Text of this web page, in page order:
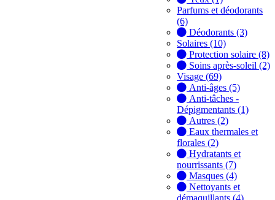
Parfums et déodorants
(6)
Déodorants (3)
Solaires (10)
Protection solaire (8)
Soins après-soleil (2)
Visage (69)
Anti-âges (5)
Anti-tâches -
Dépigmentants (1)
Autres (2)
Eaux thermales et
florales (2)
Hydratants et
nourrissants (7)
Masques (4)
Nettoyants et
démaquillants (4)